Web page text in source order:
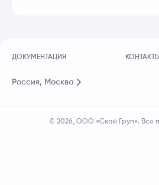
© 2026, ООО «Скай Груп». Все
ДОКУМЕНТАЦИЯ КОНТАКТЫ
Россия, Москва